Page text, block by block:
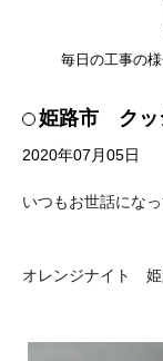
毎日の工事の
姫路市 クッ
2020年07月05日
いつもお世話になっ
オレンジナイト 姫